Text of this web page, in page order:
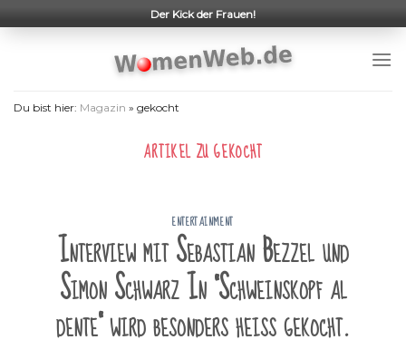
to
Der Kick der Frauen!
Du bist hier: Magazin » gekocht
ARTIKEL ZUGEKOCHT
ENTERTAINMENT
Interview mit Sebastian Bezzel und
Simon Schwarz In "Schweinskopf al
dente" wird besonders heiß gekocht.